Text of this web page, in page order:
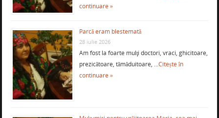
continuare »
Parcă eram blestemată
28 iulie 2026
Am fost la foarte mulţi doctori, vraci, ghicitoare,
prezicătoare, tămăduitoare, …Citește în
continuare »